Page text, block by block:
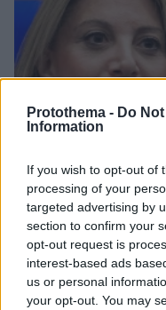
Protothema - Do
Information
If you wish to opt-out of
processing of your
targeted advertising by
section to confirm your
opt-out request is
interest-based ads
us or personal
your opt-out. You may